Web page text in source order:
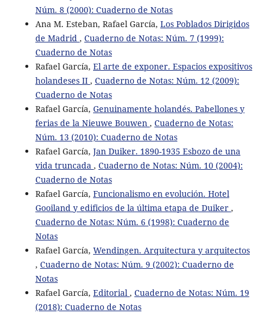
Núm. 8 (2000): Cuaderno de Notas
Ana M. Esteban, Rafael García, Los Poblados Dirigidos
de Madrid , Cuaderno de Notas: Núm. 7 (1999):
Cuaderno de Notas
Rafael García, El arte de exponer. Espacios expositivos
holandeses II , Cuaderno de Notas: Núm. 12 (2009):
Cuaderno de Notas
Rafael García, Genuinamente holandés. Pabellones y
ferias de la Nieuwe Bouwen , Cuaderno de Notas:
Núm. 13 (2010): Cuaderno de Notas
Rafael García, Jan Duiker. 1890-1935 Esbozo de una
vida truncada , Cuaderno de Notas: Núm. 10 (2004):
Cuaderno de Notas
Rafael García, Funcionalismo en evolución. Hotel
Gooiland y edificios de la última etapa de Duiker ,
Cuaderno de Notas: Núm. 6 (1998): Cuaderno de
Notas
Rafael García, Wendingen. Arquitectura y arquitectos
, Cuaderno de Notas: Núm. 9 (2002): Cuaderno de
Notas
Rafael García, Editorial , Cuaderno de Notas: Núm. 19
(2018): Cuaderno de Notas